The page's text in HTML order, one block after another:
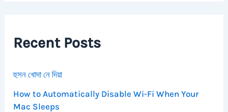
o
rRecent Posts
হুসন খোদা নে দিয়া
How to Automatically Disable Wi-Fi When Your
Mac Sleeps